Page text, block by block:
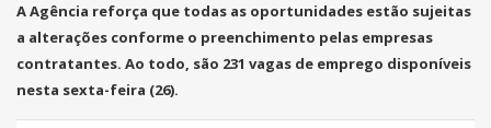
A Agência reforça que todas as oportunidades estão sujeitas
a alterações conforme o preenchimento pelas empresas
contratantes. Ao todo, são 231 vagas de emprego disponíveis
nesta sexta-feira (26).